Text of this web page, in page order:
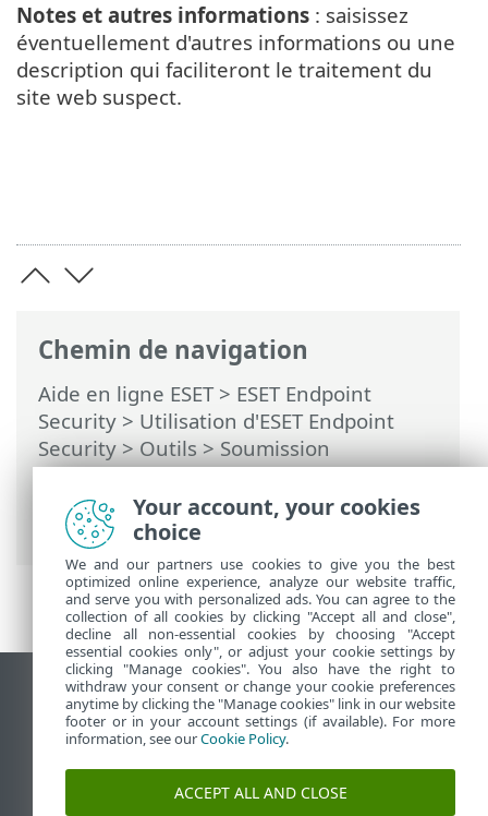
Chemin de navigation
Aide en ligne ESET> ESET Endpoint
Security > Utilisation d'ESET Endpoint
Security>Outils>Soumission
d'échantillons pour analyse>
Sélectionner un échantillon pour analyse
- Site faux positif
Notes et autres informations : saisissez
éventuellement d'autres informations ou une
description qui faciliteront le traitement du
site web suspect.
Afficher le site des postes de travail
End of Life
Base de connaissances ESET
Forum ESET
ESET Status Portal
Your account, your cookies
choice
We and our partners use cookies to give you the best
optimized online experience, analyze our website traffic,
and serve you with personalized ads. You can agree to the
collection of all cookies by clicking "Accept all and close",
decline all non-essential cookies by choosing "Accept
essential cookies only", or adjust your cookie settings by
clicking "Manage cookies". You also have the right to
withdraw your consent or change your cookie preferences
anytime by clicking the "Manage cookies" link in our website
footer or in your account settings (if available). For more
information, see ourCookie Policy.
ACCEPT ALL AND CLOSE